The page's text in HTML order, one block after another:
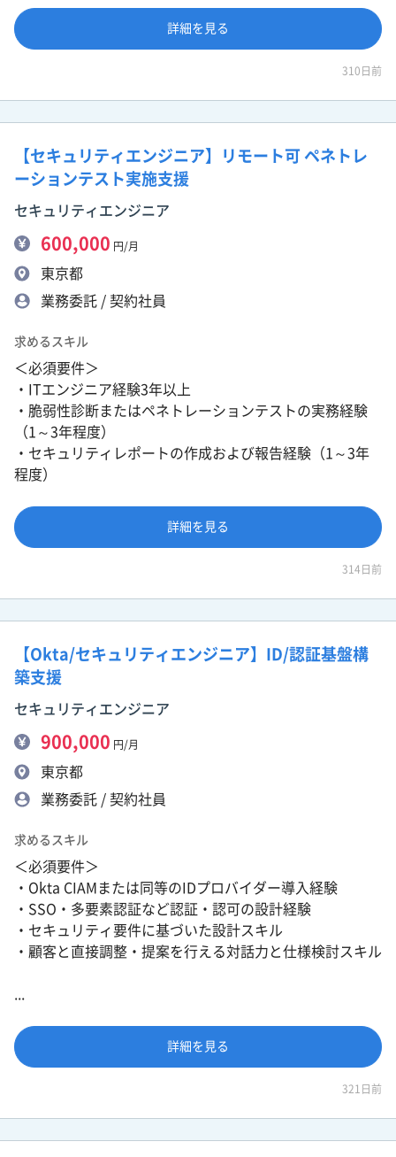
詳細を見る
310日前
【セキュリティエンジニア】リモート可 ペネトレ
ーションテスト実施支援
セキュリティエンジニア
600,000 円/月
東京都
業務委託 / 契約社員
求めるスキル
＜必須要件＞
・ITエンジニア経験3年以上
・脆弱性診断またはペネトレーションテストの実務経験
（1～3年程度）
・セキュリティレポートの作成および報告経験（1～3年
程度）
詳細を見る
314日前
【Okta/セキュリティエンジニア】ID/認証基盤構
築支援
セキュリティエンジニア
900,000 円/月
東京都
業務委託 / 契約社員
求めるスキル
＜必須要件＞
・Okta CIAMまたは同等のIDプロバイダー導入経験
・SSO・多要素認証など認証・認可の設計経験
・セキュリティ要件に基づいた設計スキル
・顧客と直接調整・提案を行える対話力と仕様検討スキル
詳細を見る
321日前